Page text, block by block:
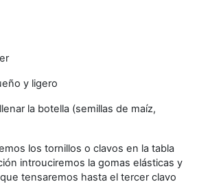
y ligero
la botella (semillas de maíz,
los tornillos o clavos en la tabla
introuciremos la gomas elásticas y
tensaremos hasta el tercer clavo